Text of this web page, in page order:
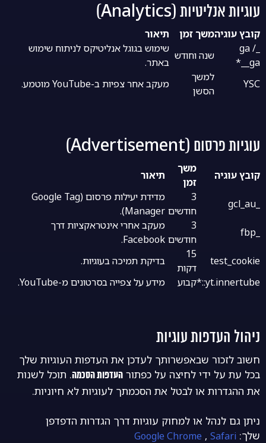
עוגיות אנליטיות (Analytics)
קובץ עוגיהמשך זמן
תיאור
_ga /
_ga_*
שנה וחודש
שימוש בגוגל אנליטיקס לניתוח שימוש
באתר.
YSC
למשך
הסשן
מעקב אחר צפיות ב-YouTube מוטמע.
עוגיות פרסום (Advertisement)
קובץ עוגיה
משך
זמן
תיאור
3
חודשים
מדידת יעילות פרסום (Google Tag
Manager).
3
חודשים
מעקב אחרי אינטראקציות דרך
Facebook.
test_cookie
15
דקות
בדיקת תמיכה בעוגיות.
yt.innertube::*
קבוע מידע על צפייה בסרטונים מ-YouTube.
ניהול העדפות עוגיות
חשוב לזכור שבאפשרותך לעדכן את העדפות העוגיות שלך
בכל עת על ידי לחיצה על כפתור העדפות הסכמה. תוכל לשנות
את ההגדרות או לבטל את הסכמתך לעוגיות לא חיוניות.
ניתן גם לנהל או למחוק עוגיות דרך הגדרות הדפדפן
שלך:
Google Chrome , Safari